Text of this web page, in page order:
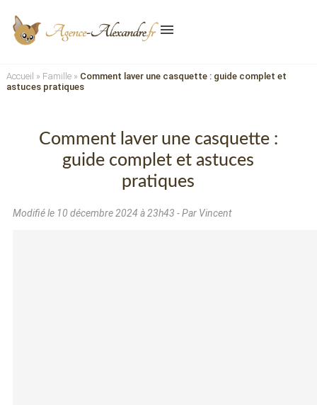
menu
Accueil » Famille» Comment laver une casquette : guide complet et
astuces pratiques
Comment laver une casquette :
guide complet et astuces
pratiques
Modifié le 10 décembre 2024 à 23h43 - Par Vincent